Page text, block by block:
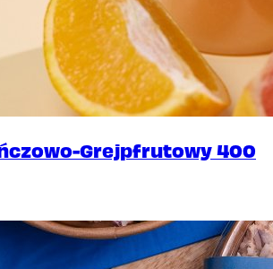
Grejpfrutowy 400